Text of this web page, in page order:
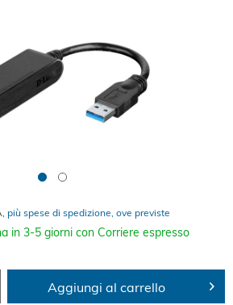
più spese di spedizione, ove previste
in 3-5 giorni con Corriere espresso
Aggiungi al carrello